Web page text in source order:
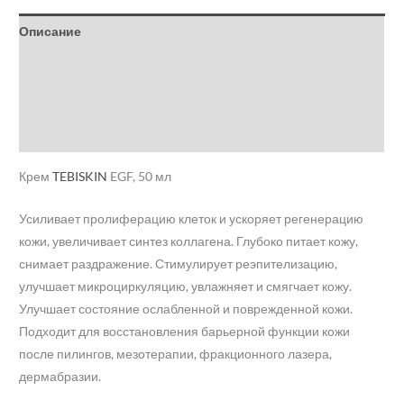
Описание
КремTEBISKIN EGF, 50 мл
Усиливает пролиферацию клеток и ускоряет регенерацию
кожи, увеличивает синтез коллагена. Глубоко питает кожу,
снимает раздражение. Стимулирует реэпителизацию,
улучшает микроциркуляцию, увлажняет и смягчает кожу.
Улучшает состояние ослабленной и поврежденной кожи.
Подходит для восстановления барьерной функции кожи
после пилингов, мезотерапии, фракционного лазера,
дермабразии.